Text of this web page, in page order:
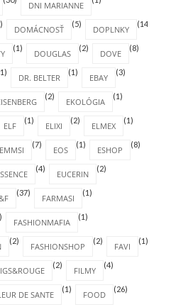
DNI MARIANNE
DOMÁCNOSŤ
(5)
DOPLNKY
(14)
(1)
DOUGLAS
(2)
DOVE
(8)
DR. BELTER
(1)
EBAY
(3)
(2)
EKOLÓGIA
(1)
ELF
(1)
ELIXI
(2)
ELMEX
(1)
EMMSI
(7)
EOS
(1)
ESHOP
(8)
(4)
EUCERIN
(2)
(37)
FARMASI
(1)
FASHIONMAFIA
(1)
(2)
FASHIONSHOP
(2)
FAVI
(1)
(2)
FILMY
(4)
DE SANTE
(1)
FOOD
(26)